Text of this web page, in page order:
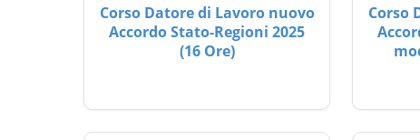
Corso Datore di Lavoro nuovo
Accordo Stato-Regioni 2025
(16 Ore)
Corso